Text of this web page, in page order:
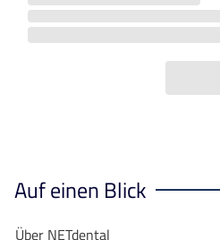
Auf einen Blick
Über NETdental